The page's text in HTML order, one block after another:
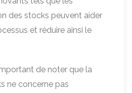
des stocks peuvent aider
et réduire ainsi le
de noter que la
ne concerne pas